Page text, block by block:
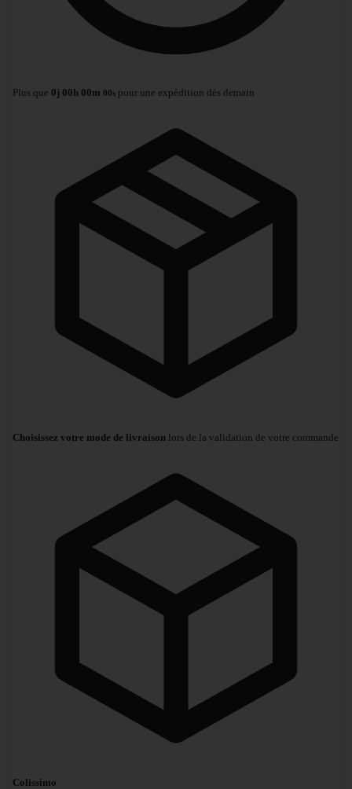
Plus que 0j 00h 00m 00s pour une expédition dès demain
Choisissez votre mode de livraison lors de la validation de votre commande
Colissimo